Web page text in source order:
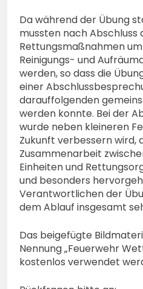
Da während der Übung
mussten nach Abschluss
Rettungsmaßnahmen
Reinigungs- und
werden, so dass die
einer
darauffolgenden
werden konnte. Bei der
wurde neben kleineren
Zukunft verbessern wird,
Zusammenarbeit
Einheiten und
und besonders
Verantwortlichen der
dem Ablauf insgesamt
Das beigefügte
Nennung „Feuerwehr
kostenlos verwendet